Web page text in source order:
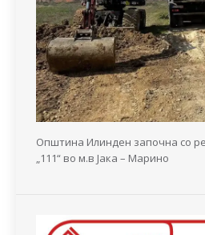
Општина Илинден започна со
„111“ во м.в Јака – Марино